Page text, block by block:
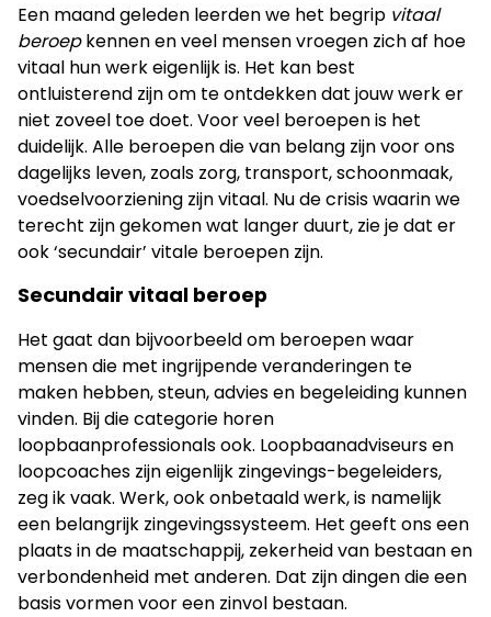
Een maand geleden leerden we het begrip vitaal
beroepkennen en veel mensen vroegen zich af hoe
vitaal hun werk eigenlijk is. Het kan best
ontluisterend zijn om te ontdekken dat jouw werk er
niet zoveel toe doet. Voor veel beroepen is het
duidelijk. Alle beroepen die van belang zijn voor ons
dagelijks leven, zoals zorg, transport, schoonmaak,
voedselvoorziening zijn vitaal. Nu de crisis waarin we
terecht zijn gekomen wat langer duurt, zie je dat er
ook ‘secundair’ vitale beroepen zijn.
Secundair vitaal beroep
Het gaat dan bijvoorbeeld om beroepen waar
mensen die met ingrijpende veranderingen te
maken hebben, steun, advies en begeleiding kunnen
vinden. Bij die categorie horen
loopbaanprofessionals ook. Loopbaanadviseurs en
loopcoaches zijn eigenlijk zingevings-begeleiders,
zeg ik vaak. Werk, ook onbetaald werk, is namelijk
een belangrijk zingevingssysteem. Het geeft ons een
plaats in de maatschappij, zekerheid van bestaan en
verbondenheid met anderen. Dat zijn dingen die een
basis vormen voor een zinvol bestaan.